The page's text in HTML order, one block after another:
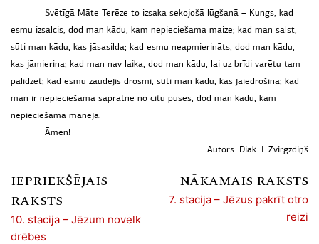
Svētīgā Māte Terēze to izsaka sekojošā lūgšanā – Kungs, kad
esmu izsalcis, dod man kādu, kam nepieciešama maize; kad man salst,
sūti man kādu, kas jāsasilda; kad esmu neapmierināts, dod man kādu,
kas jāmierina; kad man nav laika, dod man kādu, lai uz brīdi varētu tam
palīdzēt; kad esmu zaudējis drosmi, sūti man kādu, kas jāiedrošina; kad
man ir nepieciešama sapratne no citu puses, dod man kādu, kam
nepieciešama manējā.
Āmen!
Autors: Diak. I. Zvirgzdiņš
IEPRIEKŠĒJAIS
RAKSTS
10. stacija – Jēzum novelk
drēbes
NĀKAMAIS RAKSTS
7. stacija – Jēzus pakrīt otro
reizi